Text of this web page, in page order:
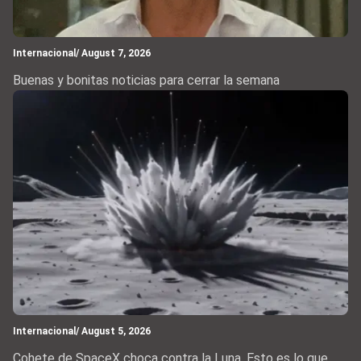
Internacional / August 7, 2026
Buenas y bonitas noticias para cerrar la semana
Internacional / August 5, 2026